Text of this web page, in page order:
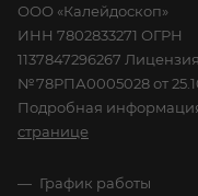
ООО «Калейдоскоп»
ИНН 7802833271 ОГРН
1137847296267 Лицензия
№78РПА0005028 от
Подробная
странице
График работы